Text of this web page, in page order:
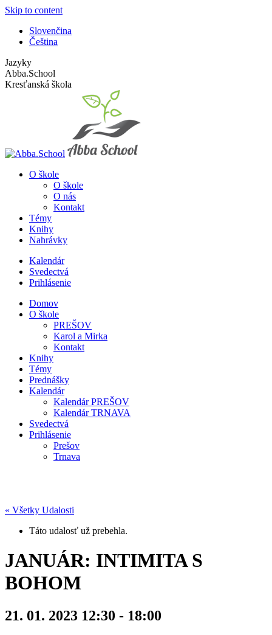
Skip to content
Slovenčina
Čeština
Jazyky
Abba.School
Kresťanská škola
O škole
O škole
O nás
Kontakt
Témy
Knihy
Nahrávky
Kalendár
Svedectvá
Prihlásenie
Domov
O škole
PREŠOV
Karol a Mirka
Kontakt
Knihy
Témy
Prednášky
Kalendár
Kalendár PREŠOV
Kalendár TRNAVA
Svedectvá
Prihlásenie
Prešov
Trnava
« Všetky Udalosti
Táto udalosť už prebehla.
JANUÁR: INTIMITA S
BOHOM
21. 01. 2023 12:30 - 18:00